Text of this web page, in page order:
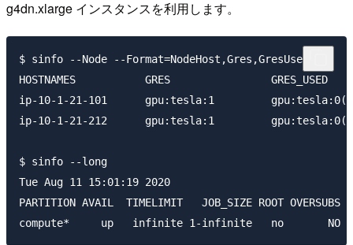
g4dn.xlarge インスタンスを利用します。
$ sinfo --Node --Format=NodeHost,Gres,GresUsed
HOSTNAMES           GRES                GRES_USED
ip-10-1-21-101      gpu:tesla:1
ip-10-1-21-212      gpu:tesla:1
$ sinfo --long
Tue Aug 11 15:01:19 2020
PARTITION AVAIL  TIMELIMIT   JOB_SIZE ROOT